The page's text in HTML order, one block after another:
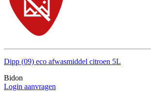
Dipp (09) eco afwasmiddel citroen 5L
Bidon
Login aanvragen